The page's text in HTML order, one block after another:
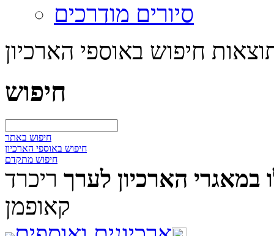
סיורים מודרכים
חיפוש באוספי הארכיון
חיפוש
חיפוש באתר
חיפוש באוספי הארכיון
חיפוש מתקדם
הארכיון לערך ריכרד
קאופמן